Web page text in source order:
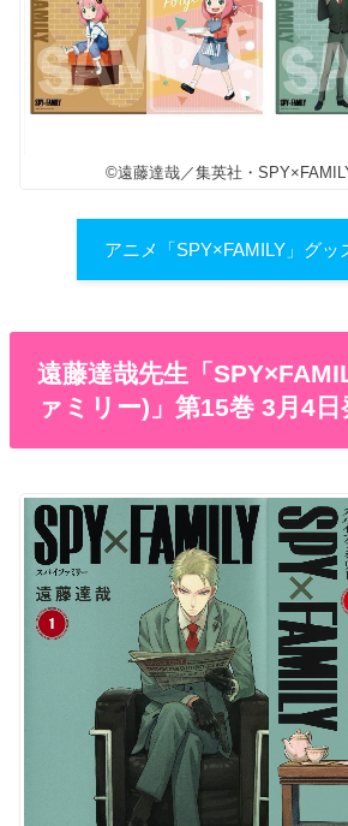
©遠藤達哉／集英社・
アニメ「SPY×FAMILY」グッ
遠藤達哉先生「
ァミリー)」第15巻 3月4日